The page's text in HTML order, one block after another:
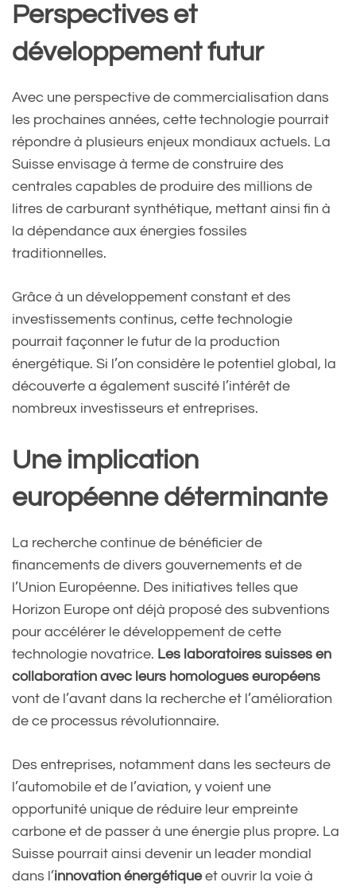
Perspectives et
développement futur
Avec une perspective de commercialisation dans
les prochaines années, cette technologie pourrait
répondre à plusieurs enjeux mondiaux actuels. La
Suisse envisage à terme de construire des
centrales capables de produire des millions de
litres de carburant synthétique, mettant ainsi fin à
la dépendance aux énergies fossiles
traditionnelles.
Grâce à un développement constant et des
investissements continus, cette technologie
pourrait façonner le futur de la production
énergétique. Si l’on considère le potentiel global, la
découverte a également suscité l’intérêt de
nombreux investisseurs et entreprises.
Une implication
européenne déterminante
La recherche continue de bénéficier de
financements de divers gouvernements et de
l’Union Européenne. Des initiatives telles que
Horizon Europe ont déjà proposé des subventions
pour accélérer le développement de cette
technologie novatrice. Les laboratoires suisses en
collaboration avec leurs homologues européens
vont de l’avant dans la recherche et l’amélioration
de ce processus révolutionnaire.
Des entreprises, notamment dans les secteurs de
l’automobile et de l’aviation, y voient une
opportunité unique de réduire leur empreinte
carbone et de passer à une énergie plus propre. La
Suisse pourrait ainsi devenir un leader mondial
dans l’innovation énergétiqueet ouvrir la voie à